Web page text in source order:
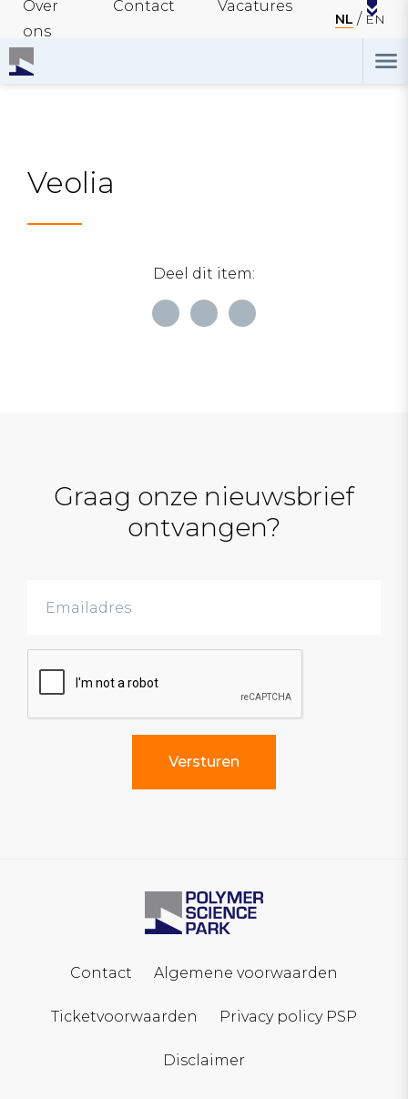
Over
ons
Contact Vacatures
NL EN
Veolia
Deel dit item:
Graag onze nieuwsbrief
ontvangen?
Contact Algemene voorwaarden
Ticketvoorwaarden Privacy policy PSP
Disclaimer